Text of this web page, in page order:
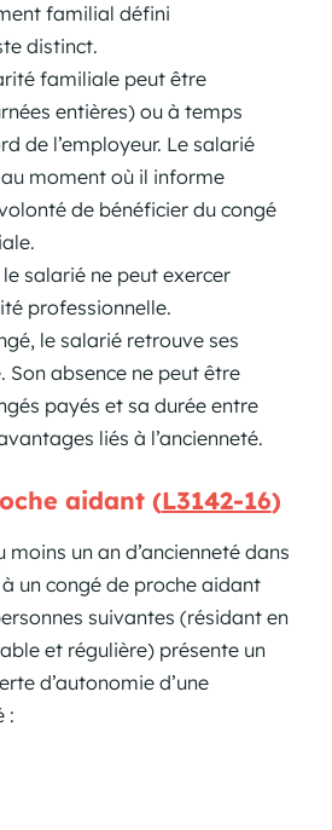
familial défini
distinct.
familiale peut être
entières) ou à temps
de l’employeur. Le salarié
moment où il informe
de bénéficier du congé
salarié ne peut exercer
professionnelle.
le salarié retrouve ses
Son absence ne peut être
payés et sa durée entre
liés à l’ancienneté.
aidant (L3142-16)
un an d’ancienneté dans
un congé de proche aidant
suivantes (résidant en
et régulière) présente un
d’autonomie d’une
: